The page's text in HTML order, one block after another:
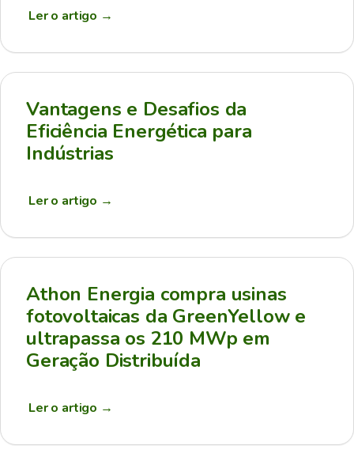
Ler o artigo →
Vantagens e Desafios da
Eficiência Energética para
Indústrias
Ler o artigo →
Athon Energia compra usinas
fotovoltaicas da GreenYellow e
ultrapassa os 210 MWp em
Geração Distribuída
Ler o artigo →